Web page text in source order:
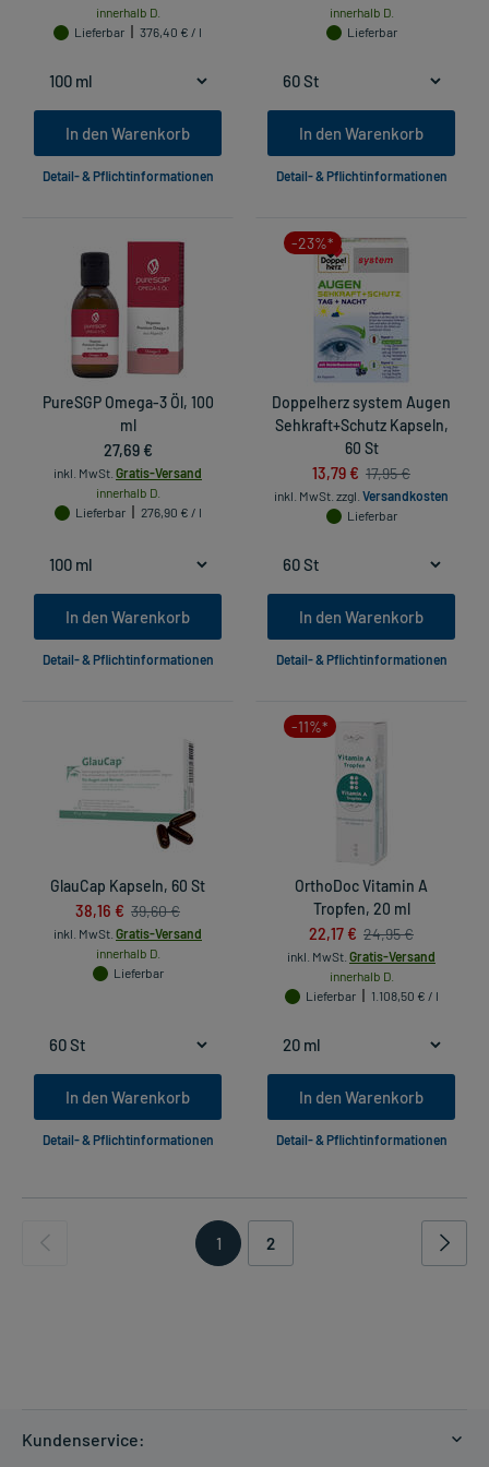
innerhalb D.
Lieferbar
376,40 € / l
In den Warenkorb
Detail- & Pflichtinformationen
innerhalb D.
Lieferbar
In den Warenkorb
Detail- & Pflichtinformationen
PureSGP Omega-3 Öl, 100
ml
27,69 €
inkl. MwSt. Gratis-Versand
innerhalb D.
Lieferbar
276,90 € / l
In den Warenkorb
Detail- & Pflichtinformationen
-23%*
Doppelherz system Augen
Sehkraft+Schutz Kapseln,
60 St
13,79 € 17,95 €
inkl. MwSt. zzgl. Versandkosten
Lieferbar
In den Warenkorb
Detail- & Pflichtinformationen
GlauCap Kapseln, 60 St
38,16 € 39,60 €
inkl. MwSt. Gratis-Versand
innerhalb D.
Lieferbar
In den Warenkorb
Detail- & Pflichtinformationen
-11%*
OrthoDoc Vitamin A
Tropfen, 20 ml
22,17 € 24,95 €
inkl. MwSt. Gratis-Versand
innerhalb D.
Lieferbar
1.108,50 € / l
In den Warenkorb
Detail- & Pflichtinformationen
1 2
Kundenservice: